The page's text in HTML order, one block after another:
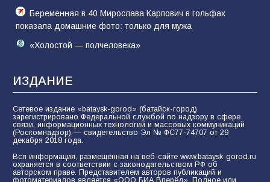
Беременная в 40 Мирослава Карпович в гольфах
показала домашние фото: только для мужа
«Холостой — полчеловека»
ИЗДАНИЕ
Сетевое издание «bataysk-gorod» (батайск-город)
зарегистрировано Федеральной службой по надзору в сфере
связи, информационных технологий и массовых коммуникаций
(Роскомнадзор) — свидетельство Эл № ФС77-74707 от 29
декабря 2018 года.
Вся информация, размещенная на веб-сайте www.bataysk-gorod.ru
охраняется в соответствии с законодательством РФ об
авторском праве. Представителем авторов публикаций и
фотоматериалов является «ООО БИА Вперёд». Полное или